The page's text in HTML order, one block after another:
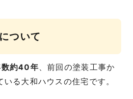
ついて
数約40年、前回の塗装工事か
いる大和ハウスの住宅です。